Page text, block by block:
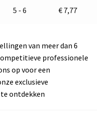
5 - 6 € 7,77
van meer dan 6
professionele
op voor een
exclusieve
ontdekken